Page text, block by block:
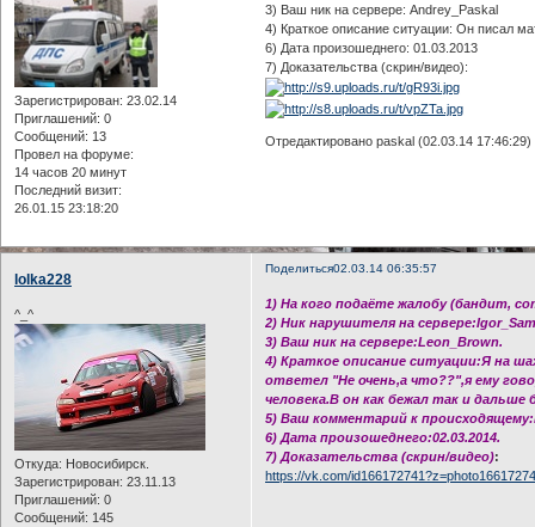
Зарегистрирован: 23.02.14
Приглашений: 0
Сообщений: 13
Провел на форуме:
14 часов 20 минут
Последний визит:
26.01.15 23:18:20
3) Ваш ник на сервере: Аndrey_Paskal
4) Краткое описание ситуации: Он писал
6) Дата произошеднего: 01.03.2013
7) Доказательства (скрин/видео):
Отредактировано paskal (02.03.14 17:46:29)
Поделиться02.03.14 06:35:57
lolka228
^_^
Откуда: Новосибирск.
Зарегистрирован: 23.11.13
Приглашений: 0
Сообщений: 145
1) На кого подаёте жалобу (бандит,
2) Ник нарушителя на
3) Ваш ник на сервере:Leon_Brown.
4) Краткое описание ситуации:Я на
ответел "Не очень,а что??",я ему
человека.В он как бежал так и дальше
5) Ваш комментарий к
6) Дата произошеднего:02.03.2014.
7) Доказательства (скрин/видео):
https://vk.com/